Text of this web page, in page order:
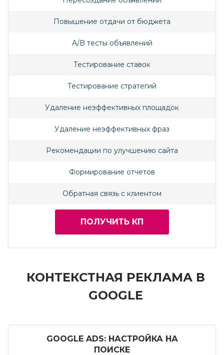
Повышение отдачи от бюджета
A/B тесты объявлений
Тестирование ставок
Тестирование стратегий
Удаление неэффективных площадок
Удаление неэффективных фраз
Рекомендации по улучшению сайта
Формирование отчетов
Обратная связь с клиентом
ПОЛУЧИТЬ КП
КОНТЕКСТНАЯ РЕКЛАМА В
GOOGLE
GOOGLE ADS: НАСТРОЙКА НА
ПОИСКЕ